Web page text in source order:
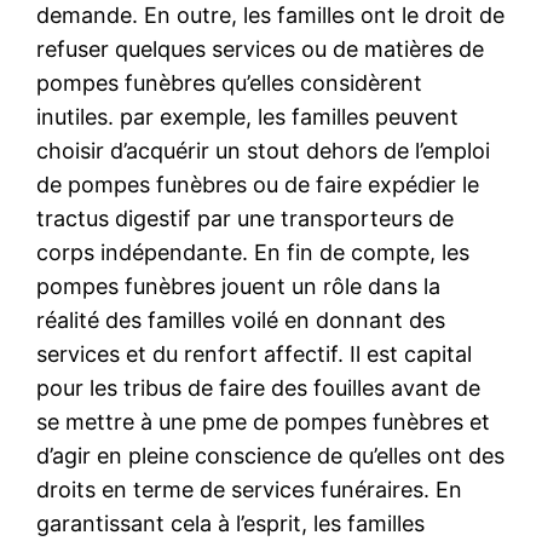
demande. En outre, les familles ont le droit de
refuser quelques services ou de matières de
pompes funèbres qu’elles considèrent
inutiles. par exemple, les familles peuvent
choisir d’acquérir un stout dehors de l’emploi
de pompes funèbres ou de faire expédier le
tractus digestif par une transporteurs de
corps indépendante. En fin de compte, les
pompes funèbres jouent un rôle dans la
réalité des familles voilé en donnant des
services et du renfort affectif. Il est capital
pour les tribus de faire des fouilles avant de
se mettre à une pme de pompes funèbres et
d’agir en pleine conscience de qu’elles ont des
droits en terme de services funéraires. En
garantissant cela à l’esprit, les familles